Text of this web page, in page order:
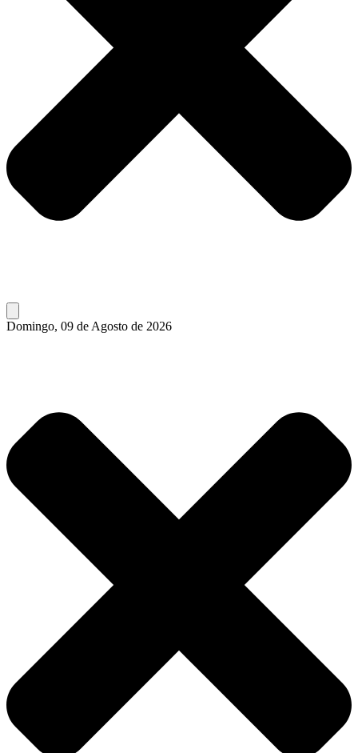
Domingo, 09 de Agosto de 2026